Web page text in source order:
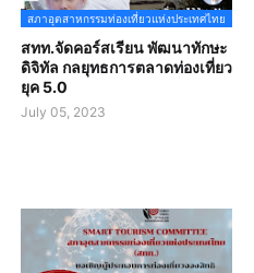
สภาอุตสาหกรรมท่องเที่ยวแห่งประเทศไทย
สทท.จัดคอร์สเรียน พัฒนาทักษะ
ดิจิทัล กลยุทธการตลาดท่องเที่ยว
ยุค 5.0
July 05, 2023